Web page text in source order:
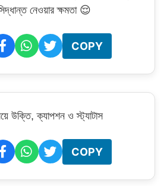
নেওয়ার ক্ষমতা 😌
COPY
উক্তি, ক্যাপশন ও স্ট্যাটাস
COPY